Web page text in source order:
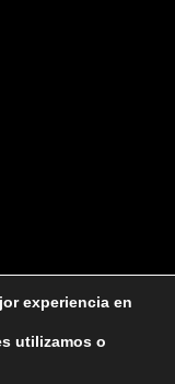
|
cookies
experiencia en
utilizamos o